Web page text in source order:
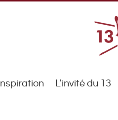
Inspiration L'invité du 13